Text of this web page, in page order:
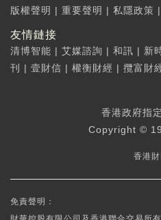
版權聲明 | 重要聲明 | 私隱政策 |
友情鏈接
清博智能 | 艾媒諮詢 | 和訊 | 新
刊
| 壹財信 | 權衡財經 | 攬富財
香港政府指
Copyright ©
香港
免責聲明：